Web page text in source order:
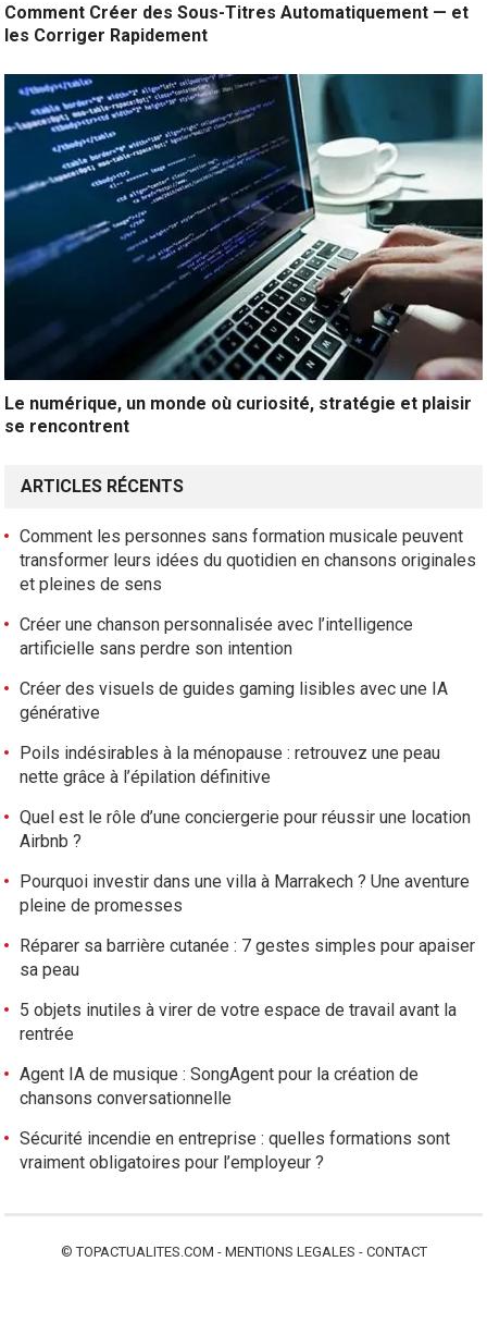
Comment Créer des Sous-Titres Automatiquement — et
les Corriger Rapidement
Le numérique, un monde où curiosité, stratégie et plaisir
se rencontrent
ARTICLES RÉCENTS
Comment les personnes sans formation musicale peuvent
transformer leurs idées du quotidien en chansons originales
et pleines de sens
Créer une chanson personnalisée avec l’intelligence
artificielle sans perdre son intention
Créer des visuels de guides gaming lisibles avec une IA
générative
Poils indésirables à la ménopause : retrouvez une peau
nette grâce à l’épilation définitive
Quel est le rôle d’une conciergerie pour réussir une location
Airbnb ?
Pourquoi investir dans une villa à Marrakech ? Une aventure
pleine de promesses
Réparer sa barrière cutanée : 7 gestes simples pour apaiser
sa peau
5 objets inutiles à virer de votre espace de travail avant la
rentrée
Agent IA de musique : SongAgent pour la création de
chansons conversationnelle
Sécurité incendie en entreprise : quelles formations sont
vraiment obligatoires pour l’employeur ?
©TOPACTUALITES.COM - MENTIONS LEGALES - CONTACT